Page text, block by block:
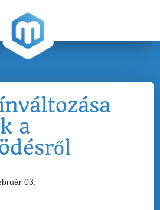
a
03.